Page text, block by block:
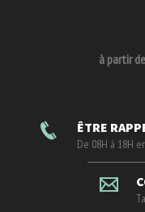
à partir de
ÊTRE
De 08H à 18H